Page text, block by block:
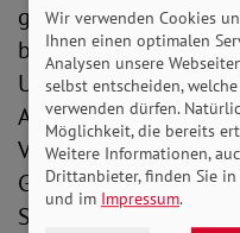
glänzende
behandelte Niclas
Ungefähr 100
Auszubildenden für
Verfügung. Laut
Gesellenstück eine
Schubfach
Wir verwenden Cookies
Ihnen einen optimalen
Analysen unsere
selbst entscheiden,
verwenden dürfen.
Möglichkeit, die bereits
Weitere Informationen,
Drittanbieter, finden Sie
und im Impressum.